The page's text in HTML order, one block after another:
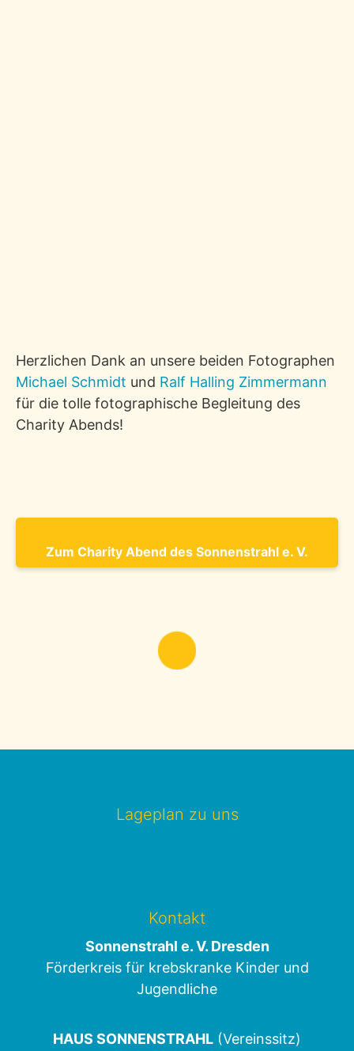
Herzlichen Dank an unsere beiden Fotographen
Michael Schmidt und Ralf Halling Zimmermann
für die tolle fotographische Begleitung des
Charity Abends!
Zum Charity Abend des Sonnenstrahl e. V.
Lageplan zu uns
Kontakt
Sonnenstrahl e. V. Dresden
Förderkreis für krebskranke Kinder und
Jugendliche
HAUS SONNENSTRAHL (Vereinssitz)